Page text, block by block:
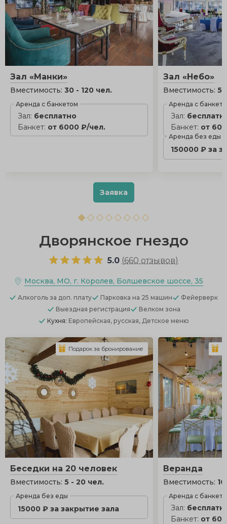
Зал «Манки»
Вместимость: 30 - 120 чел.
Аренда с банкетом
Зал: бесплатно
Банкет: от 6000 ₽/чел.
Зал «Небо»
Вместимость:
Аренда с
Зал:
Банкет: от
Аренда без еды
150000 ₽ за
Заявка
Дворянское гнездо
5.0 (660 отзывов)
Москва, МО, г. Королев, Болшевское шоссе, 35
Алкоголь за доп. плату Парковка на 25 машин
Фейерверк
Выездная регистрация
Велком зона
Кухня: Европейская, русская, Детское меню
Беседки на 20 человек
Вместимость: 5 - 20 чел.
Аренда без еды
15000 ₽ за закрытие зала
Подарок за бронирование
Веранда
Вместимость:
Аренда с
Зал:
Банкет: от